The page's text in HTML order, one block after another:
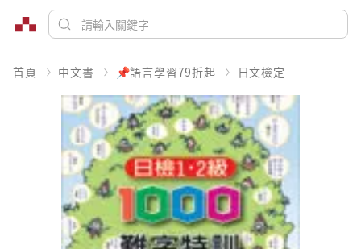
首頁 中文書 📌語言學習79折起 日文檢定